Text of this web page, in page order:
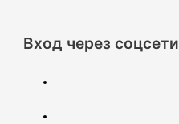
Вход через соцсети